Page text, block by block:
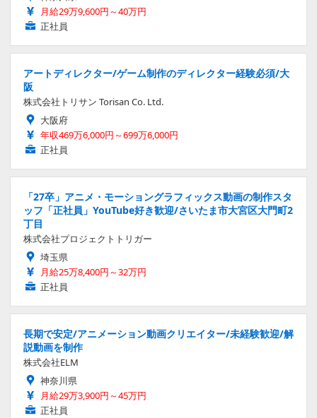
月給29万9,600円～40万円
正社員
アートディレクター/ゲーム制作のディレクター経験必須/大
阪
株式会社トリサン Torisan Co. Ltd.
大阪府
年収469万6,000円～699万6,000円
正社員
「27卒」アニメ・モーショングラフィックス動画の制作スタ
ッフ「正社員」YouTube好き歓迎/さいたま市大宮区大門町2
丁目
株式会社プロジェクトトリガー
埼玉県
月給25万8,400円～32万円
正社員
長期で安定/アニメーション動画クリエイター/未経験歓迎/解
説動画を制作
株式会社ELM
神奈川県
月給29万3,900円～45万円
正社員